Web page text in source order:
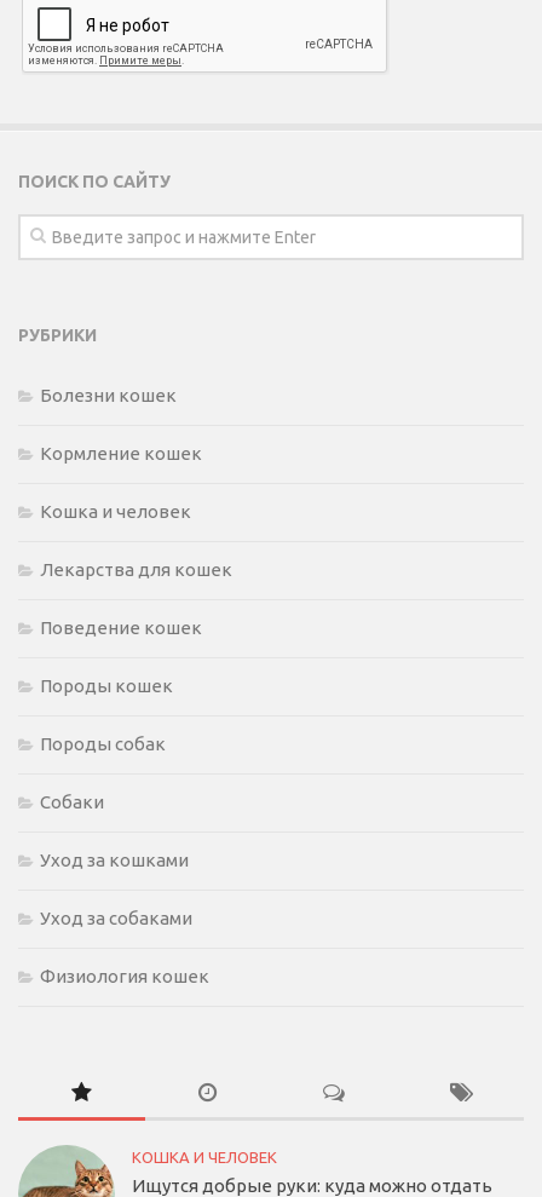
ПОИСК ПО САЙТУ
РУБРИКИ
Болезни кошек
Кормление кошек
Кошка и человек
Лекарства для кошек
Поведение кошек
Породы кошек
Породы собак
Собаки
Уход за кошками
Уход за собаками
Физиология кошек
КОШКА И ЧЕЛОВЕК
Ищутся добрые руки: куда можно отдать